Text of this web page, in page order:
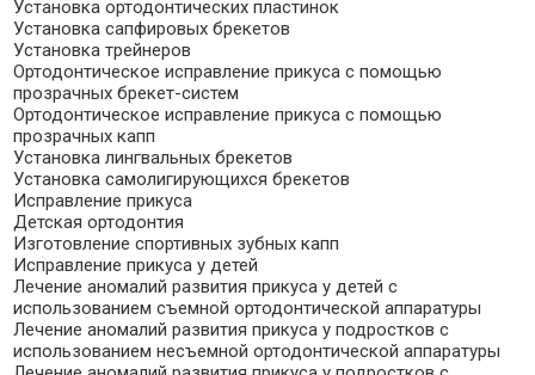
Установка ортодонтических пластинок
Установка сапфировых брекетов
Установка трейнеров
Ортодонтическое исправление прикуса с помощью
прозрачных брекет-систем
Ортодонтическое исправление прикуса с помощью
прозрачных капп
Установка лингвальных брекетов
Установка самолигирующихся брекетов
Исправление прикуса
Детская ортодонтия
Изготовление спортивных зубных капп
Исправление прикуса у детей
Лечение аномалий развития прикуса у детей с
использованием съемной ортодонтической аппаратуры
Лечение аномалий развития прикуса у подростков с
использованием несъемной ортодонтической аппаратуры